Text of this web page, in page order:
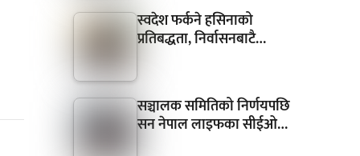
स्वदेश फर्कने हसिनाको
प्रतिबद्धता, निर्वासनबाटै…
सञ्चालक समितिको निर्णयपछि
सन नेपाल लाइफका सीईओ…